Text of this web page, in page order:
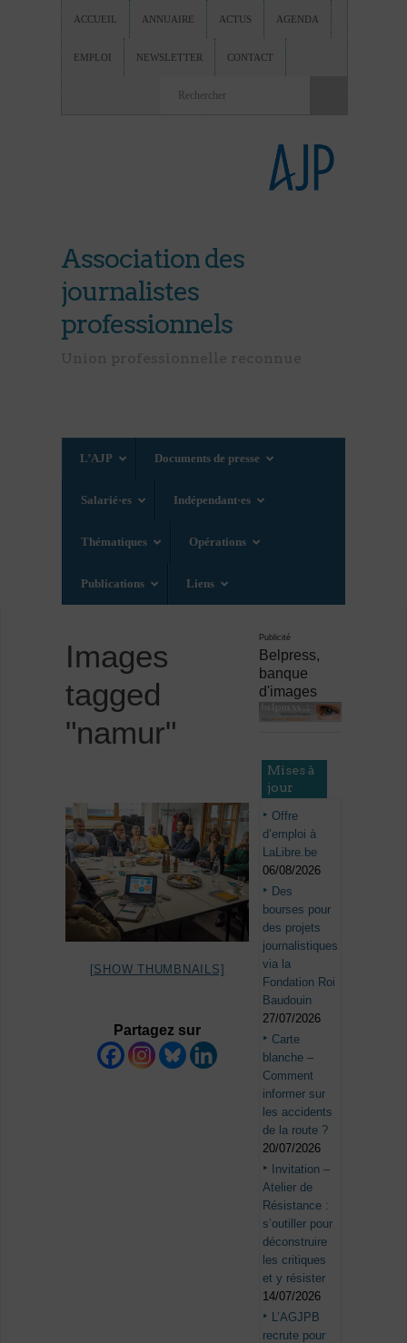
ACCUEIL ANNUAIRE ACTUS AGENDA
EMPLOI NEWSLETTER CONTACT
Association des
journalistes
professionnels
L’AJP Documents de presse
Salarié·es Indépendant·es
Thématiques Opérations
Publications Liens
Images
tagged
"namur"
[SHOW THUMBNAILS]
Partagez sur
Publicité
Belpress,
banque
d'images
Mises à
jour
Offre
d’emploi à
LaLibre.be
06/08/2026
Des
bourses pour
des projets
journalistiques
via la
Fondation Roi
Baudouin
27/07/2026
Carte
blanche –
Comment
informer sur
les accidents
de la route ?
20/07/2026
Invitation –
Atelier de
Résistance :
s’outiller pour
déconstruire
les critiques
et y résister
14/07/2026
L’AGJPB
recrute pour